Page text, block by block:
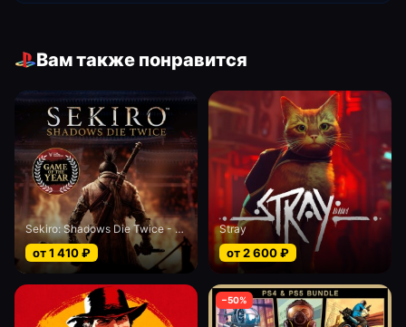
Вам также понравится
Sekiro: Shadows Die Twice - Game of the Year edition
от1 410₽
Stray
от2 600₽
−50%